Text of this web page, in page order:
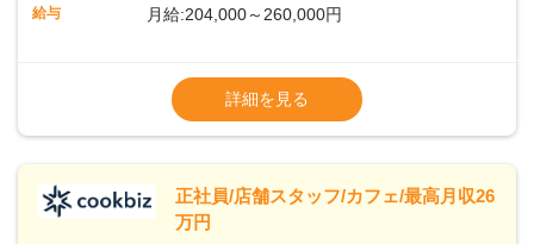
ッフとして経験を積んだ後、店長を目指してみませんか。売
よ♪あなたも、無理なくステップアップできる環境で、少しず
つ成長していきませんか？
給与 月給:204,000～260,000円
ます・東日本エリア：月給21万4000～27万
※経験・スキルを考慮の上、決定します。
※別途、残業代および各種手当あり
※試用期間なし
■店長職： ・西日本／月給26万7500円
詳細を見る
正社員/店舗スタッフ/カフェ/最高月収26
万円